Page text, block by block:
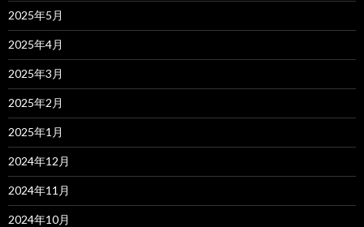
2025年5月
2025年4月
2025年3月
2025年2月
2025年1月
2024年12月
2024年11月
2024年10月